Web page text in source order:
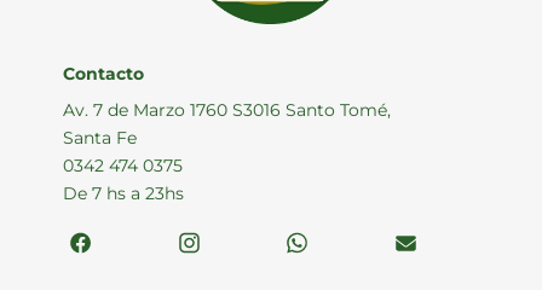
Contacto
Av. 7 de Marzo 1760 S3016 Santo Tomé,
Santa Fe
0342 474 0375
De 7 hs a 23hs